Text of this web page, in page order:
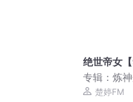
绝世帝女
专辑：炼
是绝世帝
楚婷FM